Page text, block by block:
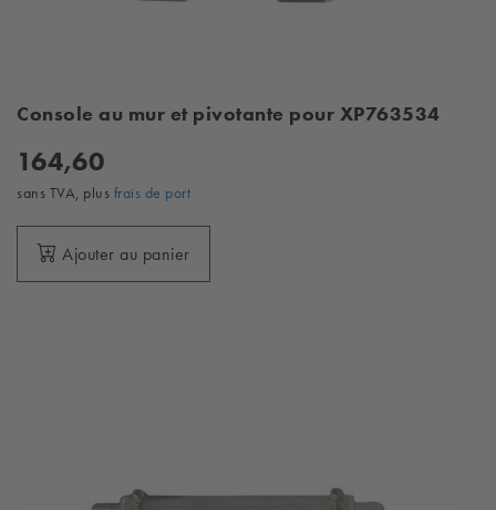
Console au mur et pivotante pour XP763534
164,60
sans TVA, plus frais de port
Ajouter au panier